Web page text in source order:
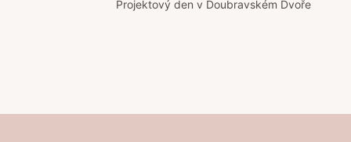
Projektový den v Doubravském Dvoře